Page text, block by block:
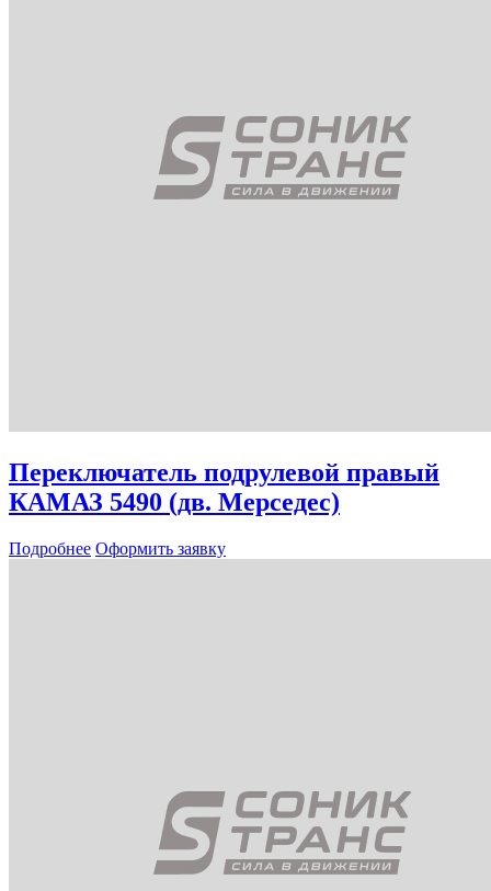
Переключатель подрулевой правый
КАМАЗ 5490 (дв. Мерседес)
Подробнее Оформить заявку